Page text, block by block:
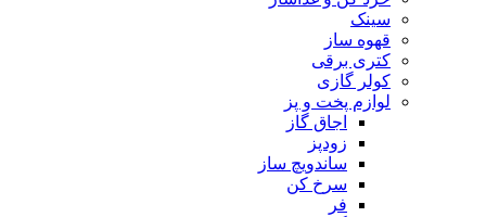
سینک
قهوه ساز
کتری برقی
کولر گازی
لوازم پخت و پز
اجاق گاز
زودپز
ساندویچ ساز
سرخ کن
فر